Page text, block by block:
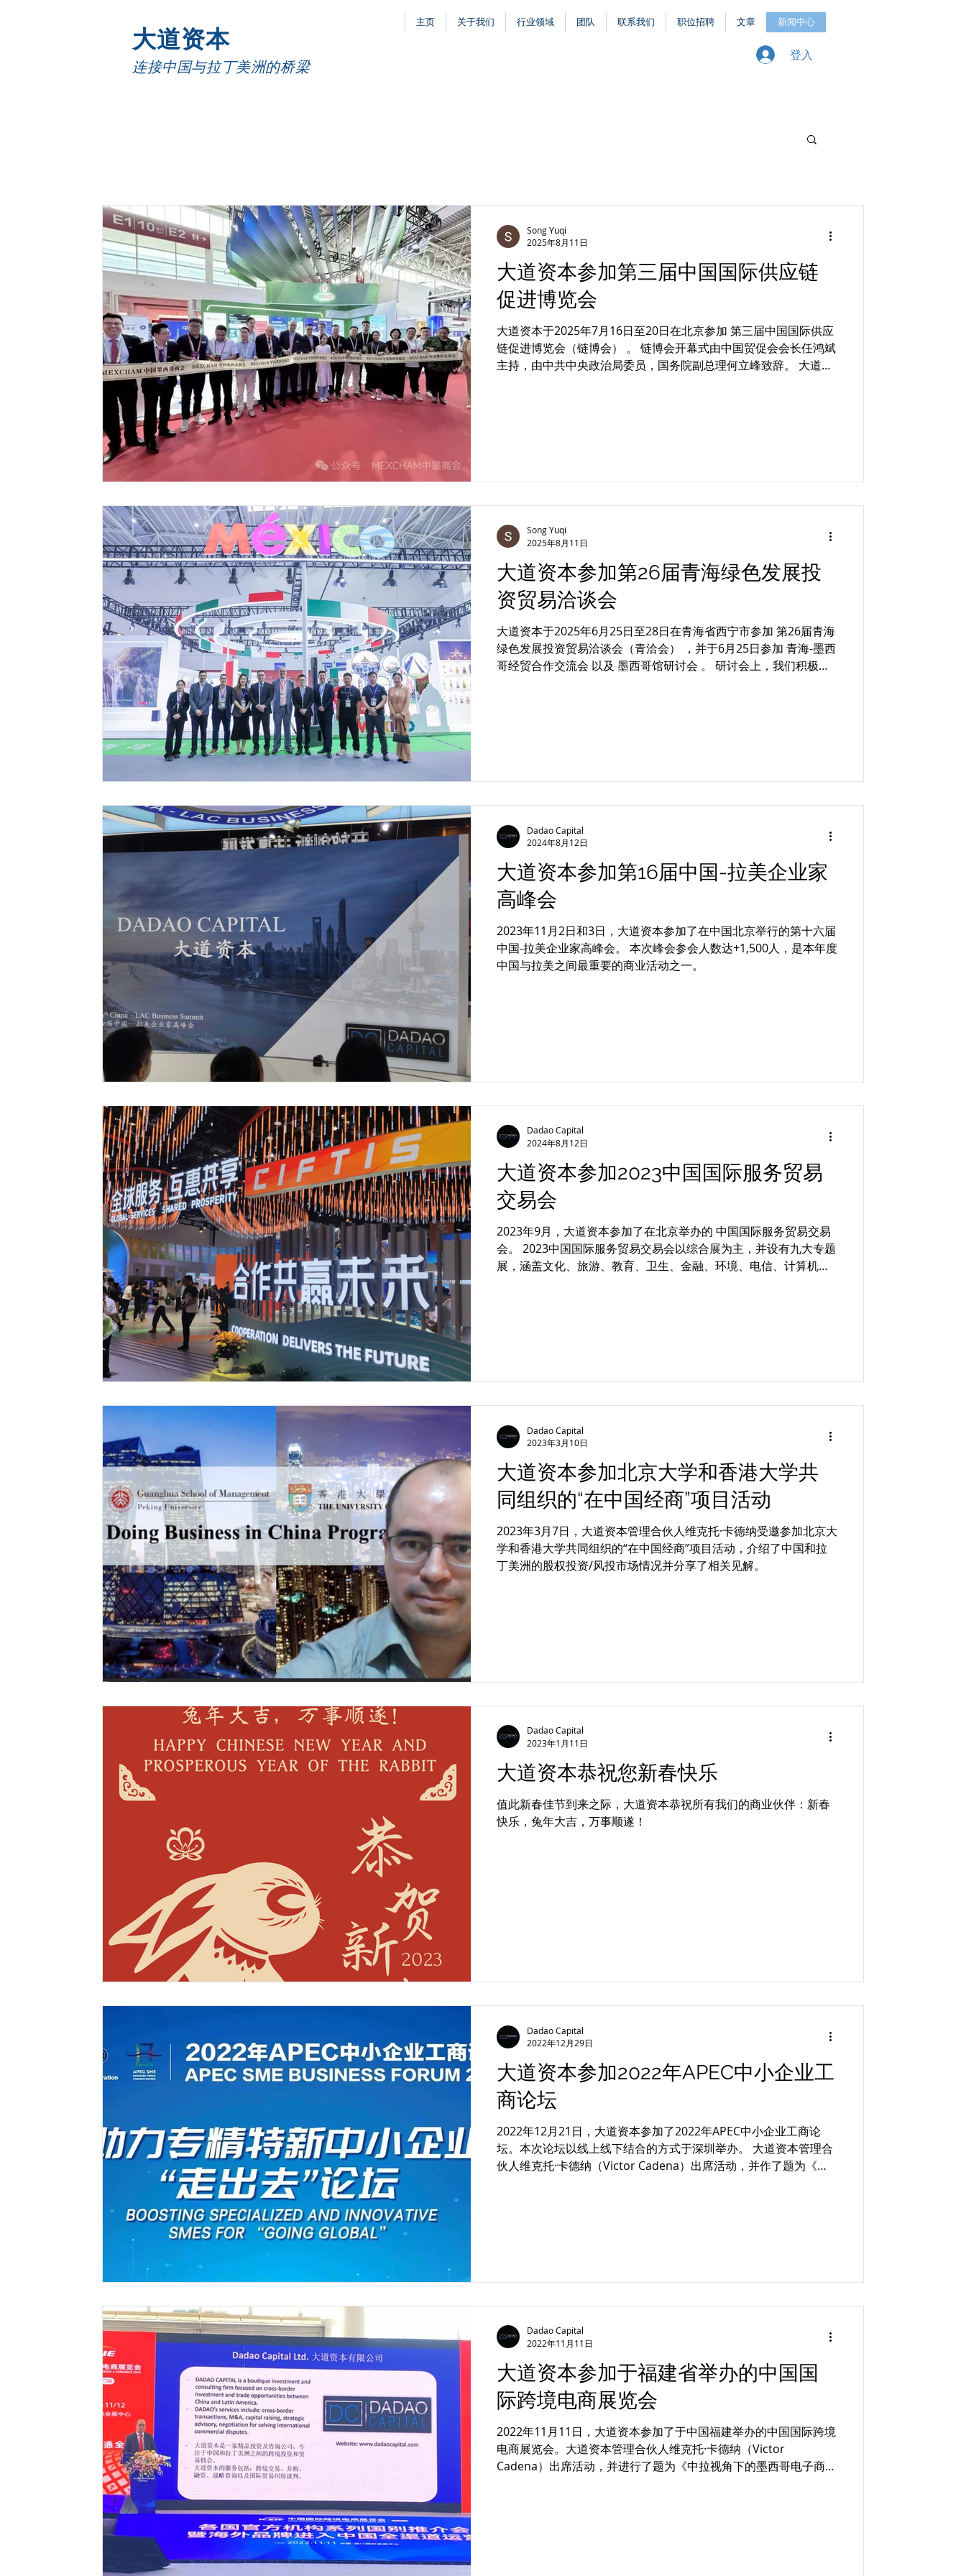
大道资本
连接中国与拉丁美洲的桥梁
主页 关于我们 行业领域 团队 联系我们 职位招聘 文章 新闻中心
登入
大道资本参加第三届中国国际供应链
促进博览会
大道资本于2025年7月16日至20日在北京参加 第三届中国国际供应
链促进博览会（链博会） 。 链博会开幕式由中国贸促会会长任鸿斌
主持，由中共中央政治局委员，国务院副总理何立峰致辞。 大道资
Song Yuqi
2025年8月11日
大道资本参加第26届青海绿色发展投
资贸易洽谈会
大道资本于2025年6月25日至28日在青海省西宁市参加 第26届青海
绿色发展投资贸易洽谈会（青洽会） ，并于6月25日参加 青海-墨西
哥经贸合作交流会 以及 墨西哥馆研讨会 。 研讨会上，我们积极进
Song Yuqi
2025年8月11日
大道资本参加第16届中国-拉美企业家
高峰会
2023年11月2日和3日，大道资本参加了在中国北京举行的第十六届
中国-拉美企业家高峰会。 本次峰会参会人数达+1,500人，是本年度
中国与拉美之间最重要的商业活动之一。
Dadao Capital
2024年8月12日
大道资本参加2023中国国际服务贸易
交易会
2023年9月，大道资本参加了在北京举办的 中国国际服务贸易交易
会。 2023中国国际服务贸易交易会以综合展为主，并设有九大专题
展，涵盖文化、旅游、教育、卫生、金融、环境、电信、计算机和
Dadao Capital
2024年8月12日
大道资本参加北京大学和香港大学共
同组织的“在中国经商”项目活动
2023年3月7日，大道资本管理合伙人维克托·卡德纳受邀参加北京大
学和香港大学共同组织的“在中国经商”项目活动，介绍了中国和拉
丁美洲的股权投资/风投市场情况并分享了相关见解。
Dadao Capital
2023年3月10日
大道资本恭祝您新春快乐
值此新春佳节到来之际，大道资本恭祝所有我们的商业伙伴：新春
快乐，兔年大吉，万事顺遂！
Dadao Capital
2023年1月11日
大道资本参加2022年APEC中小企业工
商论坛
2022年12月21日，大道资本参加了2022年APEC中小企业工商论
坛。本次论坛以线上线下结合的方式于深圳举办。 大道资本管理合
伙人维克托·卡德纳（Victor Cadena）出席活动，并作了题为《后
Dadao Capital
2022年12月29日
大道资本参加于福建省举办的中国国
际跨境电商展览会
2022年11月11日，大道资本参加了于中国福建举办的中国国际跨境
电商展览会。大道资本管理合伙人维克托·卡德纳（Victor
Cadena）出席活动，并进行了题为《中拉视角下的墨西哥电子商务
Dadao Capital
2022年11月11日